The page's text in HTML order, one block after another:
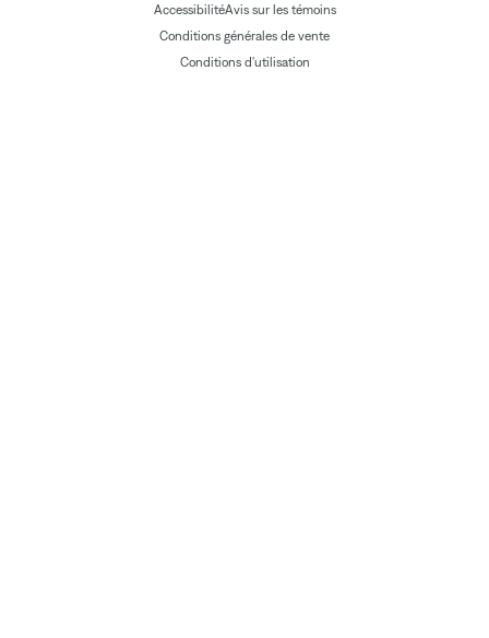
AccessibilitéAvis sur les témoins
Conditions générales de vente
Conditions d'utilisation